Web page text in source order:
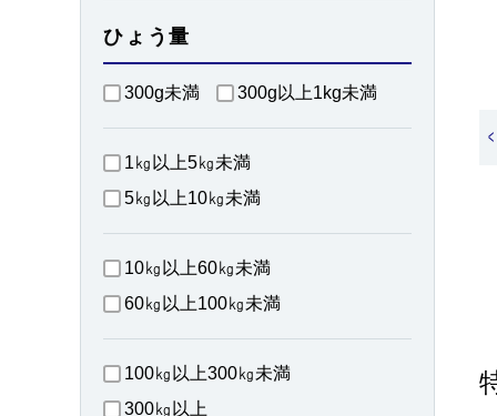
<
ひょう量
300g未満 300g以上1kg未満
1㎏以上5㎏未満
5㎏以上10㎏未満
10㎏以上60㎏未満
60㎏以上100㎏未満
100㎏以上300㎏未満
300㎏以上